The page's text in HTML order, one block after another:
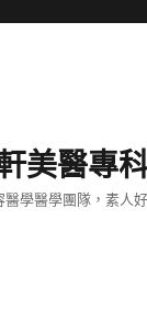
美醫專
醫學醫學團隊，素人